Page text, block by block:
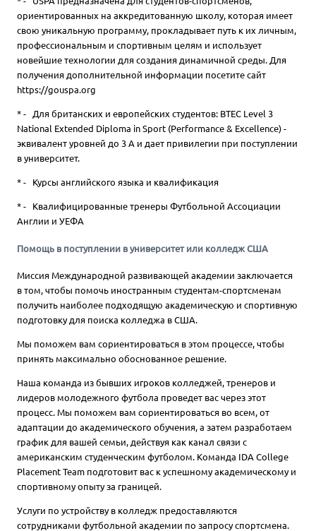
ориентированных на аккредитованную школу, которая имеет
свою уникальную программу, прокладывает путь к их личным,
профессиональным и спортивным целям и использует
новейшие технологии для создания динамичной среды. Для
получения дополнительной информации посетите сайт
https://gouspa.org
* - Для британских и европейских студентов: BTEC Level 3
National Extended Diploma in Sport (Performance & Excellence) -
эквивалент уровней до 3 A и дает привилегии при поступлении
в университет.
* - Курсы английского языка и квалификация
* - Квалифицированные тренеры Футбольной Ассоциации
Англии и УЕФА
Помощь в поступлении в университет или колледж США
Миссия Международной развивающей академии заключается
в том, чтобы помочь иностранным студентам-спортсменам
получить наиболее подходящую академическую и спортивную
подготовку для поиска колледжа в США.
Мы поможем вам сориентироваться в этом процессе, чтобы
принять максимально обоснованное решение.
Наша команда из бывших игроков колледжей, тренеров и
лидеров молодежного футбола проведет вас через этот
процесс. Мы поможем вам сориентироваться во всем, от
адаптации до академического обучения, а затем разработаем
график для вашей семьи, действуя как канал связи с
американским студенческим футболом. Команда IDA College
Placement Team подготовит вас к успешному академическому и
спортивному опыту за границей.
Услуги по устройству в колледж предоставляются
сотрудниками футбольной академии по запросу спортсмена.